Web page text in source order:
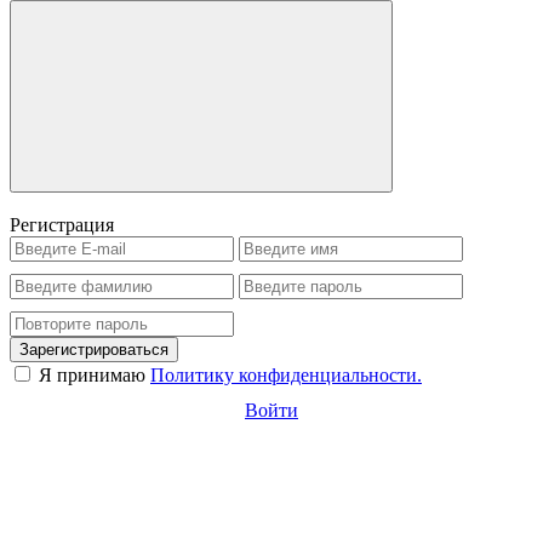
Регистрация
Зарегистрироваться
Я принимаю Политику конфиденциальности.
Войти